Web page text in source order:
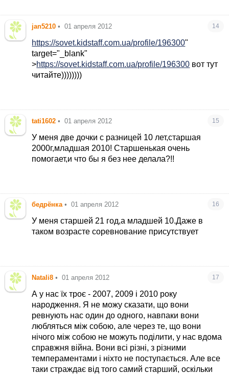
jan5210 • 01 апреля 2012 14
https://sovet.kidstaff.com.ua/profile/196300"
target="_blank"
>https://sovet.kidstaff.com.ua/profile/196300 вот тут
читайте))))))))
tati1602 • 01 апреля 2012 15
У меня две дочки с разницей 10 лет,старшая
2000г,младшая 2010! Старшенькая очень
помогает,и что бы я без нее делала?!!
бедрёнка • 01 апреля 2012 16
У меня старшей 21 год,а младшей 10.Даже в
таком возрасте соревнование присутствует
Natali8 • 01 апреля 2012 17
А у нас їх троє - 2007, 2009 і 2010 року
народження. Я не можу сказати, що вони
ревнують нас один до одного, навпаки вони
любляться між собою, але через те, що вони
нічого між собою не можуть поділити, у нас вдома
справжня війна. Вони всі різні, з різними
темпераментами і ніхто не поступається. Але все
таки страждає від того самий старший, оскільки